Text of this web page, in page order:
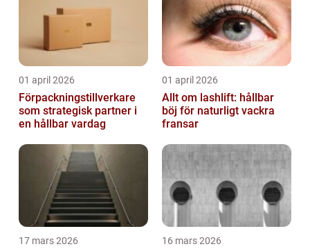
01 april 2026
Förpackningstillverkare
som strategisk partner i
en hållbar vardag
01 april 2026
Allt om lashlift: hållbar
böj för naturligt vackra
fransar
17 mars 2026 16 mars 2026